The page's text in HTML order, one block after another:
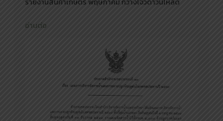
อ่านต่อ